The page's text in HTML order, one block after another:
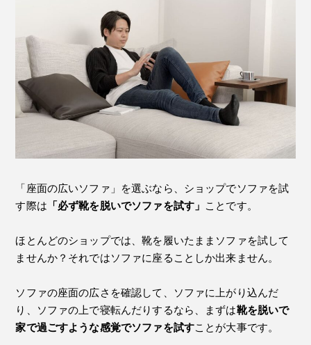
「座面の広いソファ」を選ぶなら、ショップでソファを試
す際は 「必ず靴を脱いでソファを試す」 ことです。
ほとんどのショップでは、靴を履いたままソファを試して
ませんか？それではソファに座ることしか出来ません。
ソファの座面の広さを確認して、ソファに上がり込んだ
り、ソファの上で寝転んだりするなら、まずは靴を脱いで
家で過ごすような感覚でソファを試すことが大事です。